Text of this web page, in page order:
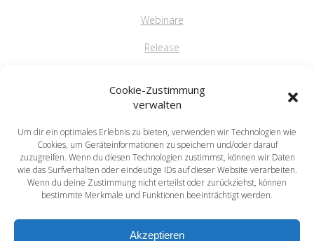
Cookie-Zustimmung
verwalten
Um dir ein optimales Erlebnis zu bieten, verwenden wir Technologien wie
Cookies, um Geräteinformationen zu speichern und/oder darauf
zuzugreifen. Wenn du diesen Technologien zustimmst, können wir Daten
wie das Surfverhalten oder eindeutige IDs auf dieser Website verarbeiten.
Wenn du deine Zustimmung nicht erteilst oder zurückziehst, können
bestimmte Merkmale und Funktionen beeinträchtigt werden.
Akzeptieren
Webinare
Release
saprima GmbH
Salvatorstr. 5
84051 Essenbach
Tel: +49 871 / 20216622